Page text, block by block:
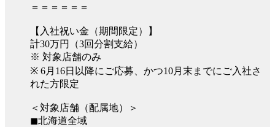
＝＝＝＝＝＝
【入社祝い金（期間限定）】
計30万円（3回分割支給）
※ 対象店舗のみ
※ 6月16日以降にご応募、かつ10月末までにご入社さ
れた方限定
＜対象店舗（配属地）＞
◼︎北海道全域